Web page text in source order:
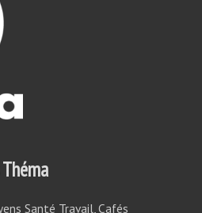
Santé Travail, Cafés